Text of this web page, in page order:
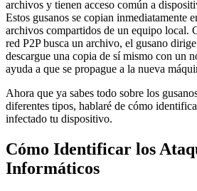
archivos y tienen acceso común a
Estos gusanos se copian inmediatamente
archivos compartidos de un equipo local.
red P2P busca un archivo, el gusano
descargue una copia de sí mismo con un
ayuda a que se propague a la nueva
Ahora que ya sabes todo sobre los
diferentes tipos, hablaré de cómo
infectado tu dispositivo.
Cómo Identificar los
Informáticos